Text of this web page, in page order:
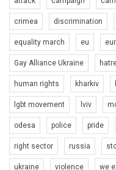
6/30/2017
Емоційний та вражаючий
представляє програму
насильству проти ЛГБТ в
1.9K Просмотров • 226
crimea discrimination
equality march eu
Gay Alliance Ukraine
human rights kharkiv
lgbt movement lviv
odesa police pride
right sector russia
ukraine violence we